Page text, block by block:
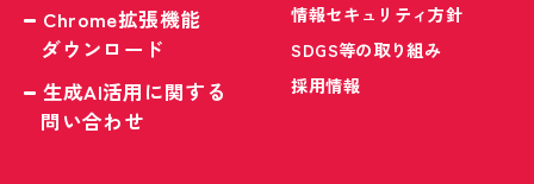
Chrome拡張機能
ダウンロード
生成AI活用に関する
問い合わせ
情報セキュリティ方針
SDGS等の取り組み
採用情報